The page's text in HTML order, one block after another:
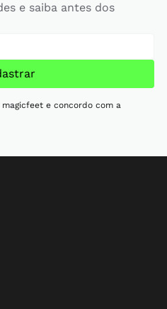
e saiba antes dos
e concordo com a